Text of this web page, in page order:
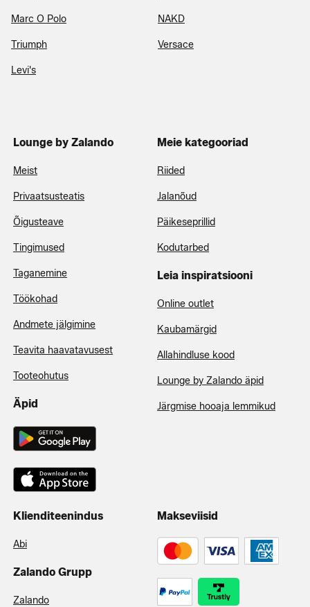
Marc O Polo NAKD
Triumph Versace
Levi's
Lounge by Zalando
Meist
Privaatsusteatis
Õigusteave
Tingimused
Taganemine
Töökohad
Andmete jälgimine
Teavita haavatavusest
Tooteohutus
Äpid
Meie kategooriad
Riided
Jalanõud
Päikeseprillid
Kodutarbed
Leia inspiratsiooni
Online outlet
Kaubamärgid
Allahindluse kood
Lounge by Zalando äpid
Järgmise hooaja lemmikud
Klienditeenindus
Abi
Zalando Grupp
Zalando
Makseviisid